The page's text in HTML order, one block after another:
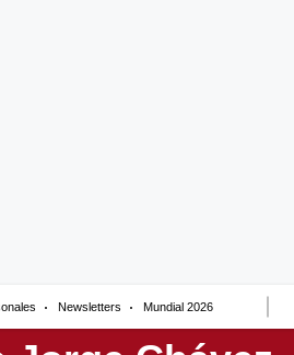
Newsletters Mundial 2026